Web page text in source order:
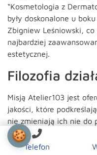
“Kosmetologia z
były doskonalone u
Zbigniew Leśniowski, co
najbardziej
estetycznej.
Filozofia
Misją Atelier103 jest
jakości, które
nie zmieniają ich nie do
założycielka: “Moją
szkodzić, dlatego
Telefon
🍪